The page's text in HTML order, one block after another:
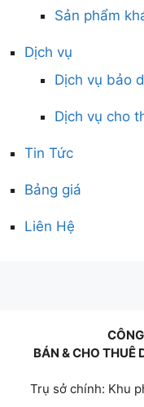
Sản phẩm
Dịch vụ
Dịch vụ bảo
Dịch vụ cho
Tin Tức
Bảng giá
Liên Hệ
BÁN & CHO THUÊ
Trụ sở chính: Khu